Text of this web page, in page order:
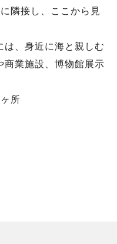
隣接し、ここから見
、身近に海と親しむ
商業施設、博物館展示
所